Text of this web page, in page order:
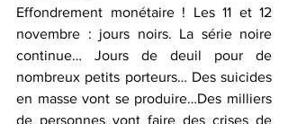
Effondrement monétaire ! Les 11 et 12
novembre : jours noirs. La série noire
continue… Jours de deuil pour de
nombreux petits porteurs… Des suicides
en masse vont se produire…Des milliers
de personnes vont faire des crises de